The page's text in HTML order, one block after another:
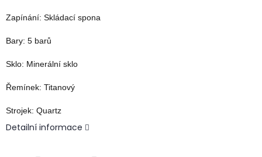
Zapínání: Skládací spona
Bary: 5 barů
Sklo: Minerální sklo
Řemínek: Titanový
Strojek: Quartz
Detailní informace